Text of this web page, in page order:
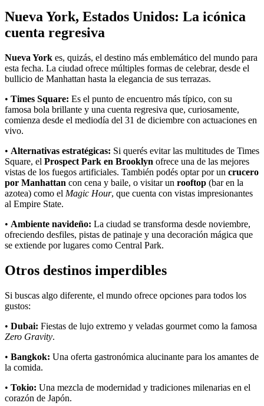
Nueva York, Estados Unidos: La icónica
cuenta regresiva
Nueva York es, quizás, el destino más emblemático del mundo para
esta fecha. La ciudad ofrece múltiples formas de celebrar, desde el
bullicio de Manhattan hasta la elegancia de sus terrazas.
• Times Square: Es el punto de encuentro más típico, con su
famosa bola brillante y una cuenta regresiva que, curiosamente,
comienza desde el mediodía del 31 de diciembre con actuaciones en
vivo.
• Alternativas estratégicas: Si querés evitar las multitudes de Times
Square, el Prospect Park en Brooklyn ofrece una de las mejores
vistas de los fuegos artificiales. También podés optar por un crucero
por Manhattan con cena y baile, o visitar un rooftop (bar en la
azotea) como el Magic Hour, que cuenta con vistas impresionantes
al Empire State.
• Ambiente navideño: La ciudad se transforma desde noviembre,
ofreciendo desfiles, pistas de patinaje y una decoración mágica que
se extiende por lugares como Central Park.
Otros destinos imperdibles
Si buscas algo diferente, el mundo ofrece opciones para todos los
gustos:
• Dubai: Fiestas de lujo extremo y veladas gourmet como la famosa
Zero Gravity.
• Bangkok: Una oferta gastronómica alucinante para los amantes de
la comida.
• Tokio: Una mezcla de modernidad y tradiciones milenarias en el
corazón de Japón.